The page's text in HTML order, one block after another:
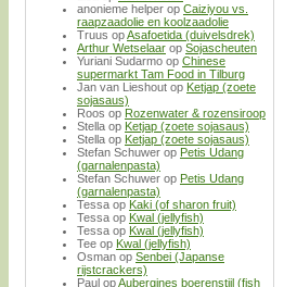
anonieme helper op Caiziyou vs.
raapzaadolie en koolzaadolie
Truus opAsafoetida (duivelsdrek)
Arthur Wetselaar op Sojascheuten
Yuriani Sudarmo op Chinese
supermarkt Tam Food in Tilburg
Jan van Lieshout op Ketjap (zoete
sojasaus)
Roos op Rozenwater & rozensiroop
Stella op Ketjap (zoete sojasaus)
Stella op Ketjap (zoete sojasaus)
Stefan Schuwer op Petis Udang
(garnalenpasta)
Stefan Schuwer op Petis Udang
(garnalenpasta)
Tessa op Kaki (of sharon fruit)
Tessa op Kwal (jellyfish)
Tessa op Kwal (jellyfish)
Tee op Kwal (jellyfish)
Osman op Senbei (Japanse
rijstcrackers)
Paul opAubergines boerenstijl (fish